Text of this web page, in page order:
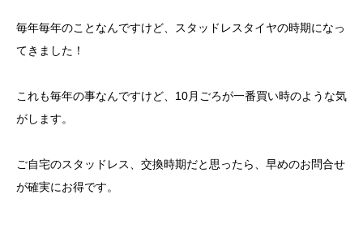
毎年毎年のことなんですけど、スタッドレスタイヤの時期になっ
てきました！
これも毎年の事なんですけど、10月ごろが一番買い時のような気
がします。
ご自宅のスタッドレス、交換時期だと思ったら、早めのお問合せ
が確実にお得です。